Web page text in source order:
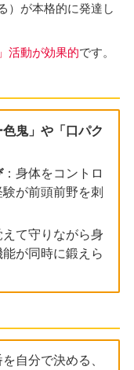
）が本格的に発達し
活動が効果的です。
鬼」や「口パク
：身体をコントロ
が前頭前野を刺
えて守りながら身
が同時に鍛えら
自分で決める、